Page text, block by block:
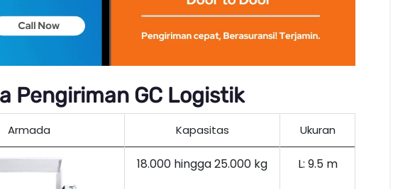
Pengiriman GC Logistik
Armada Kapasitas Ukuran
18.000 hingga 25.000 kg L: 9.5 m